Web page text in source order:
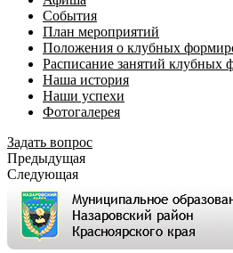
События
План мероприятий
Положения о клубных
Расписание занятий клубных
Наша история
Наши успехи
Фотогалерея
Задать вопрос
Предыдущая
Следующая